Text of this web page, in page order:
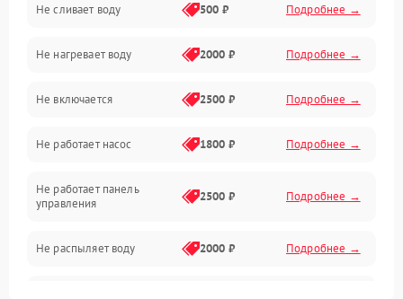
Электропитание
Датчики
Нагрев
Вода
Гигиена
Не сливает воду 500 ₽ Подробнее →
Не нагревает воду 2000 ₽ Подробнее →
Не включается 2500 ₽ Подробнее →
Не работает насос 1800 ₽ Подробнее →
Не работает панель
управления
2500 ₽ Подробнее →
Не распыляет воду 2000 ₽ Подробнее →